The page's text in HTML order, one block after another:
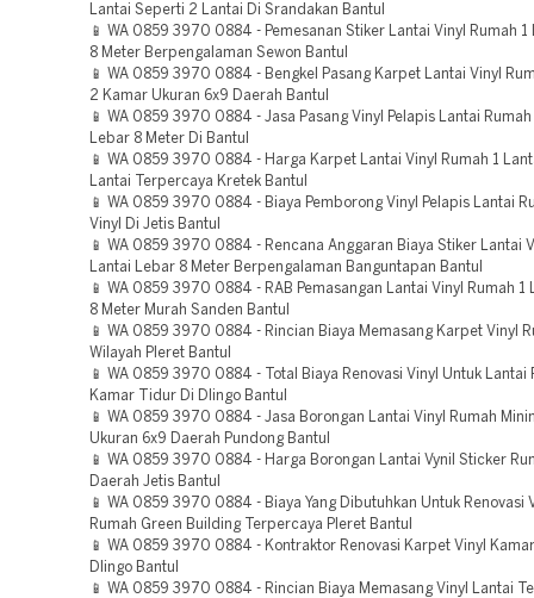
Lantai Seperti 2 Lantai Di Srandakan Bantul
📱 WA 0859 3970 0884 - Pemesanan Stiker Lantai Vinyl Rumah 1
8 Meter Berpengalaman Sewon Bantul
📱 WA 0859 3970 0884 - Bengkel Pasang Karpet Lantai Vinyl
2 Kamar Ukuran 6x9 Daerah Bantul
📱 WA 0859 3970 0884 - Jasa Pasang Vinyl Pelapis Lantai Rumah
Lebar 8 Meter Di Bantul
📱 WA 0859 3970 0884 - Harga Karpet Lantai Vinyl Rumah 1
Lantai Terpercaya Kretek Bantul
📱 WA 0859 3970 0884 - Biaya Pemborong Vinyl Pelapis Lantai
Vinyl Di Jetis Bantul
📱 WA 0859 3970 0884 - Rencana Anggaran Biaya Stiker Lantai
Lantai Lebar 8 Meter Berpengalaman Banguntapan Bantul
📱 WA 0859 3970 0884 - RAB Pemasangan Lantai Vinyl Rumah 1
8 Meter Murah Sanden Bantul
📱 WA 0859 3970 0884 - Rincian Biaya Memasang Karpet Vinyl
Wilayah Pleret Bantul
📱 WA 0859 3970 0884 - Total Biaya Renovasi Vinyl Untuk Lantai
Kamar Tidur Di Dlingo Bantul
📱 WA 0859 3970 0884 - Jasa Borongan Lantai Vinyl Rumah
Ukuran 6x9 Daerah Pundong Bantul
📱 WA 0859 3970 0884 - Harga Borongan Lantai Vynil Sticker
Daerah Jetis Bantul
📱 WA 0859 3970 0884 - Biaya Yang Dibutuhkan Untuk Renovasi
Rumah Green Building Terpercaya Pleret Bantul
📱 WA 0859 3970 0884 - Kontraktor Renovasi Karpet Vinyl
Dlingo Bantul
📱 WA 0859 3970 0884 - Rincian Biaya Memasang Vinyl Lantai